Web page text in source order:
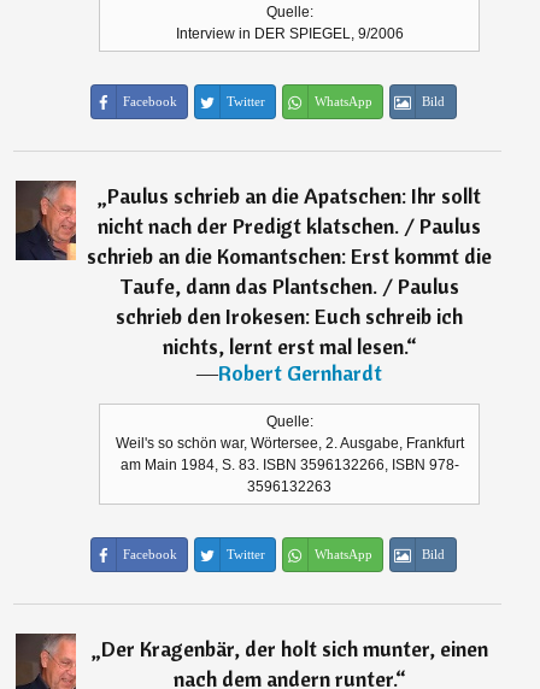
Quelle:
Interview in DER SPIEGEL, 9/2006
Facebook Twitter WhatsApp Bild
„Paulus schrieb an die Apatschen: Ihr sollt
nicht nach der Predigt klatschen. / Paulus
schrieb an die Komantschen: Erst kommt die
Taufe, dann das Plantschen. / Paulus
schrieb den Irokesen: Euch schreib ich
nichts, lernt erst mal lesen.“
―Robert Gernhardt
Quelle:
Weil's so schön war, Wörtersee, 2. Ausgabe, Frankfurt
am Main 1984, S. 83. ISBN 3596132266, ISBN 978-
3596132263
Facebook Twitter WhatsApp Bild
„Der Kragenbär, der holt sich munter, einen
nach dem andern runter.“